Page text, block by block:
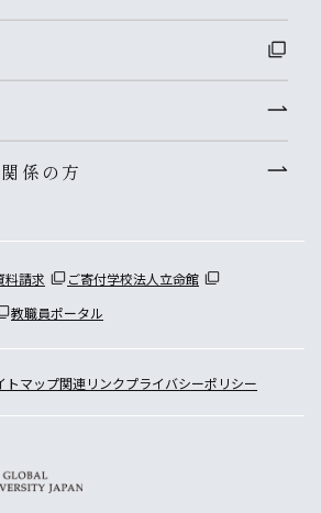
係の方
料請求 ご寄付学校法人立命館
教職員ポータル
トマップ関連リンクプライバシーポリシー